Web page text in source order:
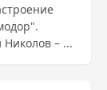
– ...